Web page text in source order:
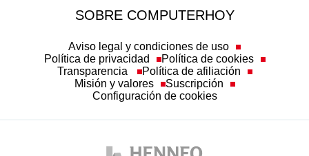
SOBRE COMPUTERHOY
Aviso legal y condiciones de uso
Política de privacidad
Política de cookies
Transparencia
Política de afiliación
Misión y valores
Suscripción
Configuración de cookies